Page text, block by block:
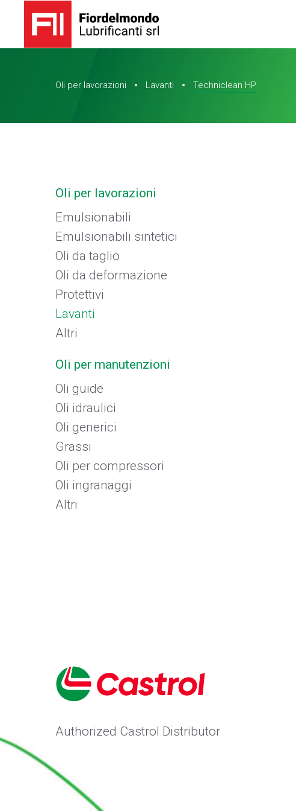
Oli per lavorazioni Lavanti Techniclean HP
Oli per lavorazioni
Emulsionabili
Emulsionabili sintetici
Oli da taglio
Oli da deformazione
Protettivi
Lavanti
Altri
Oli per manutenzioni
Oli guide
Oli idraulici
Oli generici
Grassi
Oli per compressori
Oli ingranaggi
Altri
Authorized Castrol Distributor